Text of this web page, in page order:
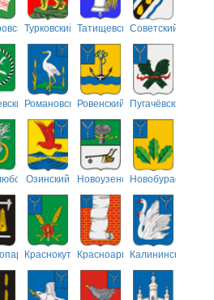
Турковский ТатищевскийСоветский
РомановскийРовенский Пугачёвский
Озинский НовоузенскийНовобурасский
КраснокутскийКрасноармейский
Калининский